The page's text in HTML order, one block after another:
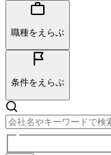
職種をえらぶ
条件をえらぶ